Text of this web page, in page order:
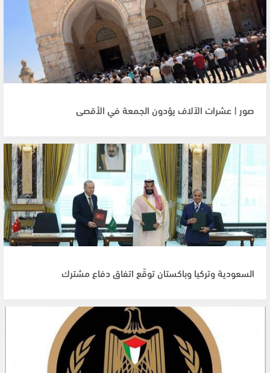
صور | عشرات الآلاف يؤدون الجمعة في الأقصى
السعودية وتركيا وباكستان توقّع اتفاق دفاع مشترك